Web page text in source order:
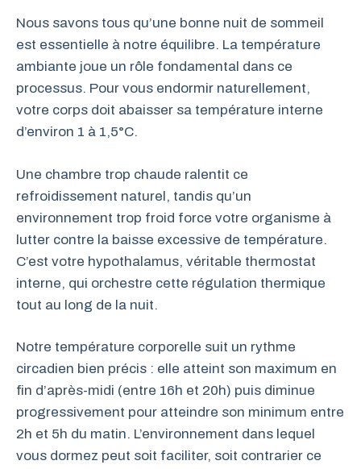
Nous savons tous qu’une bonne nuit de sommeil
est essentielle à notre équilibre. La température
ambiante joue un rôle fondamental dans ce
processus. Pour vous endormir naturellement,
votre corps doit abaisser sa température interne
d’environ 1 à 1,5°C.
Une chambre trop chaude ralentit ce
refroidissement naturel, tandis qu’un
environnement trop froid force votre organisme à
lutter contre la baisse excessive de température.
C’est votre hypothalamus, véritable thermostat
interne, qui orchestre cette régulation thermique
tout au long de la nuit.
Notre température corporelle suit un rythme
circadien bien précis : elle atteint son maximum en
fin d’après-midi (entre 16h et 20h) puis diminue
progressivement pour atteindre son minimum entre
2h et 5h du matin. L’environnement dans lequel
vous dormez peut soit faciliter, soit contrarier ce